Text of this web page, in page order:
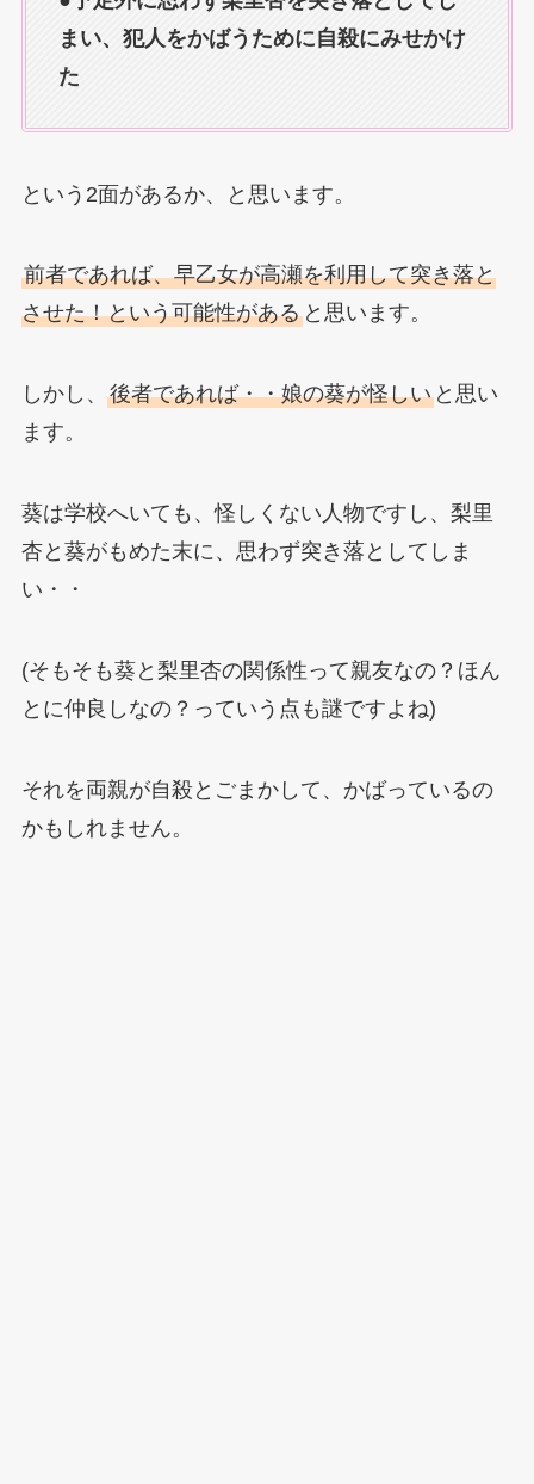
まい、犯人をかばうために自殺にみせかけ
た
という2面があるか、と思います。
前者であれば、早乙女が高瀬を利用して突き落と
させた！という可能性があると思います。
しかし、 後者であれば・・娘の葵が怪しいと思い
ます。
葵は学校へいても、怪しくない人物ですし、梨里
杏と葵がもめた末に、思わず突き落としてしま
い・・
(そもそも葵と梨里杏の関係性って親友なの？ほん
とに仲良しなの？っていう点も謎ですよね)
それを両親が自殺とごまかして、かばっているの
かもしれません。